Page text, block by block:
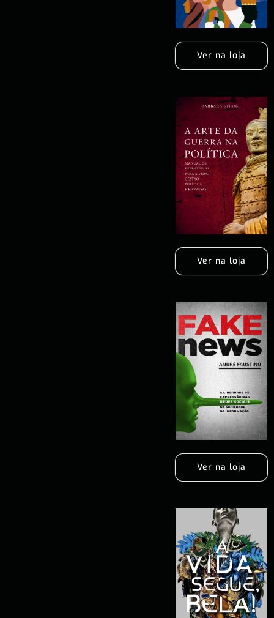
Ver na loja
Ver na loja
Ver na loja